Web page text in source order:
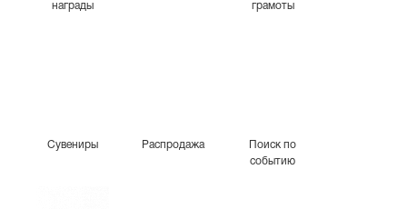
награды
грамоты
Сувениры Распродажа
Поиск по
событию